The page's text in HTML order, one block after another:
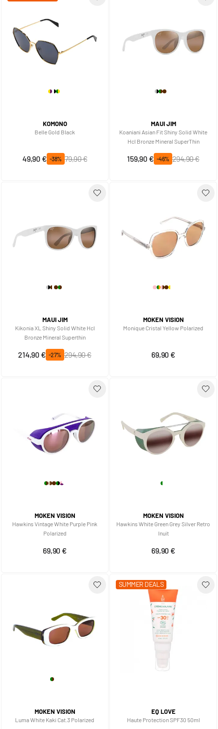
KOMONO
Belle Gold Black
Prix spécial
49,90 € -38%
Prix normal
79,90 €
MAUI JIM
Koaniani Asian Fit Shiny Solid White
Hcl Bronze Mineral SuperThin
Prix spécial
159,90 € -46%
Prix normal
294,90 €
MAUI JIM
Kikonia XL Shiny Solid White Hcl
Bronze Mineral Superthin
Prix spécial
214,90 € -27%
Prix normal
294,90 €
MOKEN VISION
Monique Cristal Yellow Polarized
69,90 €
MOKEN VISION
Hawkins Vintage White Purple Pink
Polarized
69,90 €
MOKEN VISION
Hawkins White Green Grey Silver Retro
Inuit
69,90 €
MOKEN VISION
Luma White Kaki Cat.3 Polarized
SUMMER DEALS
EQ LOVE
Haute Protection SPF30 50ml